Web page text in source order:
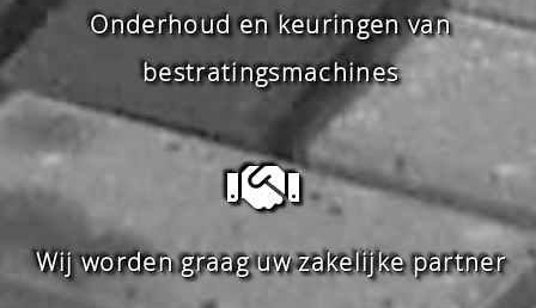
Onderhoud en keuringen van
bestratingsmachines
Wij worden graag uw zakelijke partner